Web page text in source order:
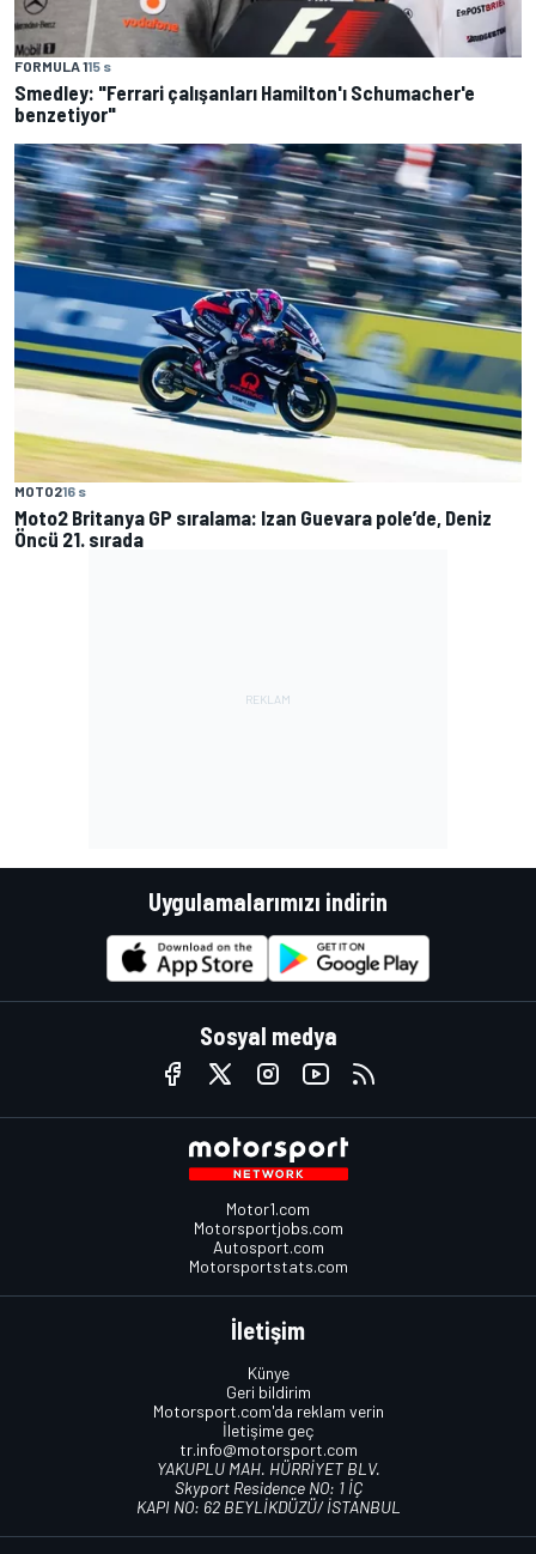
FORMULA 115 s
Smedley: "Ferrari çalışanları Hamilton'ı Schumacher'e
benzetiyor"
MOTO216 s
Moto2 Britanya GP sıralama: Izan Guevara pole’de, Deniz
Öncü 21. sırada
Uygulamalarımızı indirin
Sosyal medya
Motor1.com
Motorsportjobs.com
Autosport.com
Motorsportstats.com
İletişim
Künye
Geri bildirim
Motorsport.com'da reklam verin
İletişime geç
tr.info@motorsport.com
YAKUPLU MAH. HÜRRİYET BLV.
Skyport Residence NO: 1 İÇ
KAPI NO: 62 BEYLİKDÜZÜ/ İSTANBUL